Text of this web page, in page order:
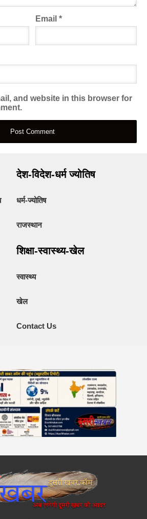
Email*
and website in this browser for
देश-विदेश-धर्म ज्योतिष
धर्म-ज्योतिष
राजस्थान
शिक्षा-स्वास्थ्य-खेल
स्वास्थ्य
खेल
Contact Us